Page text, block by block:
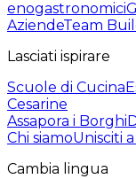
enogastronomici
AziendeTeam
Lasciati ispirare
Scuole di Cucina
Cesarine
Assapora i Borghi
Chi siamoUnisciti
Cambia lingua